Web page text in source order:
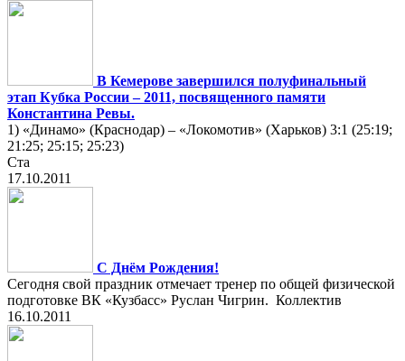
В Кемерове завершился полуфинальный
этап Кубка России – 2011, посвященного памяти
Константина Ревы.
1) «Динамо» (Краснодар) – «Локомотив» (Харьков) 3:1 (25:19;
21:25; 25:15; 25:23)
Ста
17.10.2011
С Днём Рождения!
Сегодня свой праздник отмечает тренер по общей физической
подготовке ВК «Кузбасс» Руслан Чигрин. Коллектив
16.10.2011